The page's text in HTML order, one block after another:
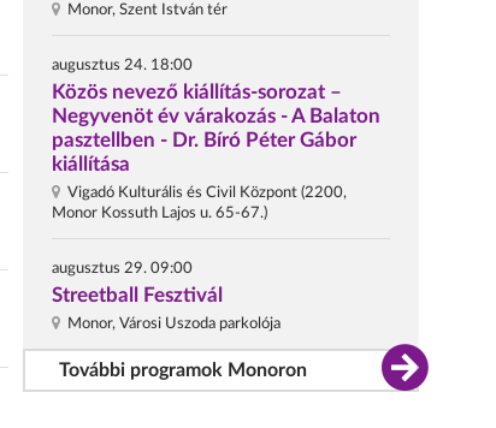
Monor, Szent István tér
augusztus 24. 18:00
Közös nevező kiállítás-sorozat –
Negyvenöt év várakozás - A Balaton
pasztellben - Dr. Bíró Péter Gábor
kiállítása
Vigadó Kulturális és Civil Központ (2200,
Monor Kossuth Lajos u. 65-67.)
augusztus 29. 09:00
Streetball Fesztivál
Monor, Városi Uszoda parkolója
További programok Monoron